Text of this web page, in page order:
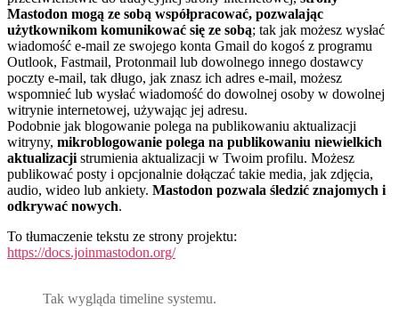
Mastodon mogą ze sobą współpracować, pozwalając
użytkownikom komunikować się ze sobą; tak jak możesz wysłać
wiadomość e-mail ze swojego konta Gmail do kogoś z programu
Outlook, Fastmail, Protonmail lub dowolnego innego dostawcy
poczty e-mail, tak długo, jak znasz ich adres e-mail, możesz
wspomnieć lub wysłać wiadomość do dowolnej osoby w dowolnej
witrynie internetowej, używając jej adresu.
Podobnie jak blogowanie polega na publikowaniu aktualizacji
witryny, mikroblogowanie polega na publikowaniu niewielkich
aktualizacji strumienia aktualizacji w Twoim profilu. Możesz
publikować posty i opcjonalnie dołączać takie media, jak zdjęcia,
audio, wideo lub ankiety. Mastodon pozwala śledzić znajomych i
odkrywać nowych.
To tłumaczenie tekstu ze strony projektu:
https://docs.joinmastodon.org/
Tak wygląda timeline systemu.